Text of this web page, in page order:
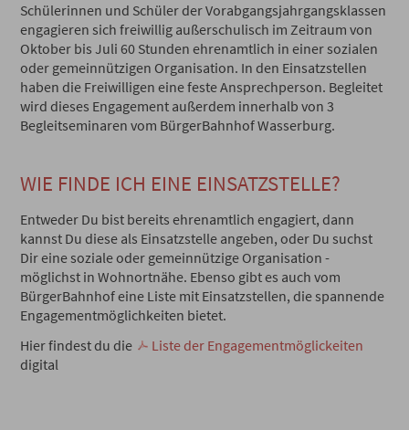
Schülerinnen und Schüler der Vorabgangsjahrgangsklassen
engagieren sich freiwillig außerschulisch im Zeitraum von
Oktober bis Juli 60 Stunden ehrenamtlich in einer sozialen
oder gemeinnützigen Organisation. In den Einsatzstellen
haben die Freiwilligen eine feste Ansprechperson. Begleitet
wird dieses Engagement außerdem innerhalb von 3
Begleitseminaren vom BürgerBahnhof Wasserburg.
WIE FINDE ICH EINE EINSATZSTELLE?
Entweder Du bist bereits ehrenamtlich engagiert, dann
kannst Du diese als Einsatzstelle angeben, oder Du suchst
Dir eine soziale oder gemeinnützige Organisation -
möglichst in Wohnortnähe. Ebenso gibt es auch vom
BürgerBahnhof eine Liste mit Einsatzstellen, die spannende
Engagementmöglichkeiten bietet.
Hier findest du die
Liste der Engagementmöglickeiten
digital